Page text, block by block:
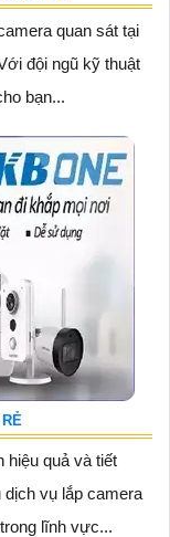
quan sát tại
đội ngũ kỹ thuật
bạn...
hiệu quả và tiết
vụ lắp camera
lĩnh vực...